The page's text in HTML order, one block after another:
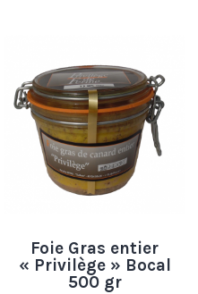
Foie Gras entier
« Privilège » Bocal
500 gr